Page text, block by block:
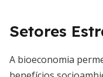
Setores
A bioeconomia